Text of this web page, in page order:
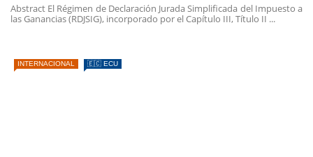
Abstract El Régimen de Declaración Jurada Simplificada del Impuesto a
las Ganancias (RDJSIG), incorporado por el Capítulo III, Título II ...
INTERNACIONAL 🇪🇨 ECU